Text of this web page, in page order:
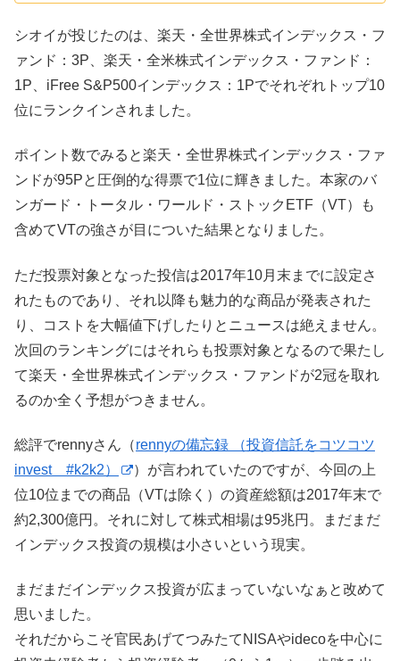
シオイが投じたのは、楽天・全世界株式インデックス・フ
ァンド：3P、楽天・全米株式インデックス・ファンド：
1P、iFree S&P500インデックス：1Pでそれぞれトップ10
位にランクインされました。
ポイント数でみると楽天・全世界株式インデックス・ファ
ンドが95Pと圧倒的な得票で1位に輝きました。本家のバ
ンガード・トータル・ワールド・ストックETF（VT）も
含めてVTの強さが目についた結果となりました。
ただ投票対象となった投信は2017年10月末までに設定さ
れたものであり、それ以降も魅力的な商品が発表された
り、コストを大幅値下げしたりとニュースは絶えません。
次回のランキングにはそれらも投票対象となるので果たし
て楽天・全世界株式インデックス・ファンドが2冠を取れ
るのか全く予想がつきません。
総評でrennyさん（rennyの備忘録 （投資信託をコツコツ
invest #k2k2）
）が言われていたのですが、今回の上
位10位までの商品（VTは除く）の資産総額は2017年末で
約2,300億円。それに対して株式相場は95兆円。まだまだ
インデックス投資の規模は小さいという現実。
まだまだインデックス投資が広まっていないなぁと改めて
思いました。
それだからこそ官民あげてつみたてNISAやidecoを中心に